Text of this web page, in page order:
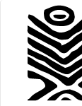
Navegação
Principal
Conteúdo
principal
Barra
Lateral